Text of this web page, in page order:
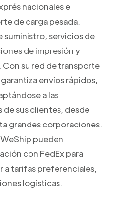
nacionales e
de carga pesada,
suministro, servicios de
de impresión y
Con su red de transporte
envíos rápidos,
a las
sus clientes, desde
grandes corporaciones.
pueden
con FedEx para
a tarifas preferenciales,
logísticas.